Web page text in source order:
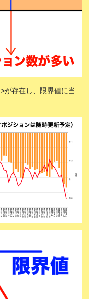
が存在し、限界値に当